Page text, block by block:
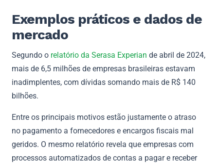
Exemplos práticos e dados de
mercado
Segundo o relatório da Serasa Experian de abril de 2024,
mais de 6,5 milhões de empresas brasileiras estavam
inadimplentes, com dívidas somando mais de R$ 140
bilhões.
Entre os principais motivos estão justamente o atraso
no pagamento a fornecedores e encargos fiscais mal
geridos. O mesmo relatório revela que empresas com
processos automatizados de contas a pagar e receber